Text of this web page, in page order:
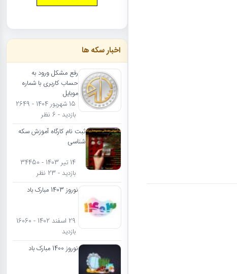
اخبار سکه ها
رفع مشکل ورود به
حساب کاربری با شماره
موبایل
15 شهریور 1404 - 2649
بازدید - 6 نظر
ثبت نام کارگاه آموزش سکه
شناسی
14 تیر 1403 - 34450
بازدید - 23 نظر
نوروز 1403 مبارک باد
29 اسفند 1402 - 16060
بازدید
نوروز 1400 مبارک باد